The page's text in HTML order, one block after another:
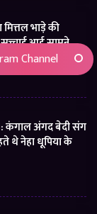
भाड़े की
सच्चाई आई सामने
कंगाल अंगद बेदी संग
थे नेहा धूपिया के
Channel